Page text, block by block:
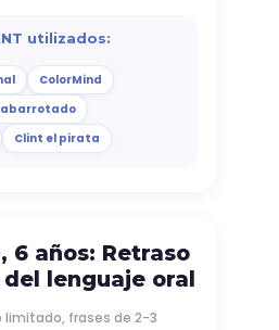
utilizados:
ColorMind
Clint el pirata
6 años: Retraso
lenguaje oral
limitado, frases de 2-3